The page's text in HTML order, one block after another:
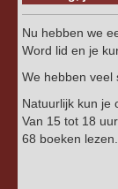
Nu hebben we
Word lid en je
We hebben veel
Natuurlijk kun je
Van 15 tot 18
68 boeken lezen.